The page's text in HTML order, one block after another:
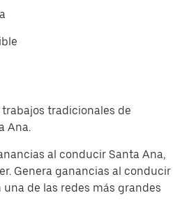
tradicionales de
Ana.
al conducir Santa Ana,
Genera ganancias al conducir
de las redes más grandes